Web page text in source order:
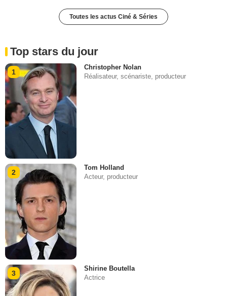
Toutes les actus Ciné & Séries
Top stars du jour
1
Christopher Nolan
Réalisateur, scénariste, producteur
2
Tom Holland
Acteur, producteur
3
Shirine Boutella
Actrice